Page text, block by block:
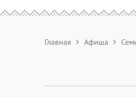
Главная Афиша